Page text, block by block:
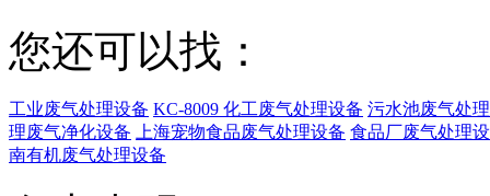
您还可以找：
工业废气处理设备 KC-8009 化工废气处理设备 污水池废气处
理废气净化设备
上海宠物食品废气处理设备 食品厂废气处理
南有机废气处理设备